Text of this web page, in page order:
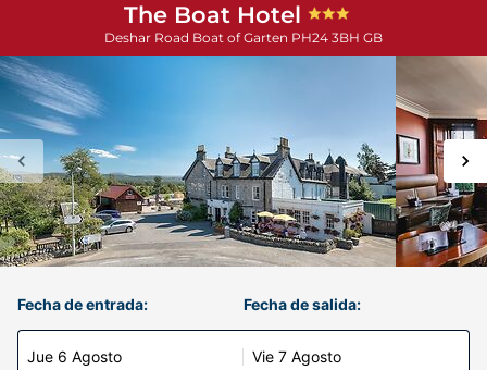
The Boat Hotel
Deshar Road Boat of Garten PH24 3BH GB
Fecha de entrada:
Jue 6 Agosto
Fecha de salida:
Vie 7 Agosto